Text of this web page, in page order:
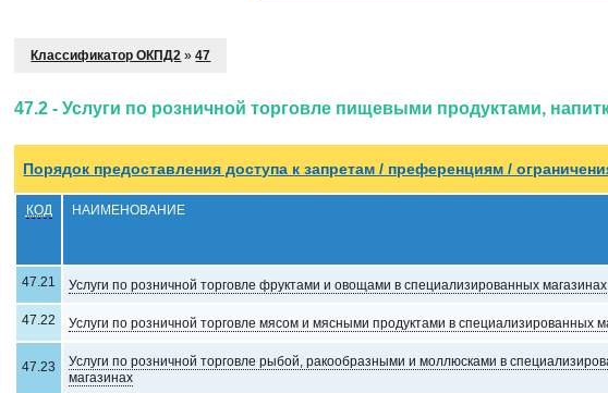
Классификатор ОКПД2 »47
47.2 - Услуги по розничной торговле пищевыми продуктами,
Порядок предоставления доступа к запрeтам / преференциям /
КОД НАИМЕНОВАНИЕ
47.21 Услуги по розничной торговле фруктами и овощами в специализированных магазинах
47.22 Услуги по розничной торговле мясом и мясными продуктами в специализированных
47.23
Услуги по розничной торговле рыбой, ракообразными и моллюсками в
магазинах